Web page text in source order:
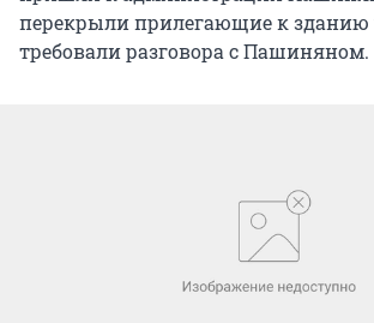
перекрыли прилегающие к
требовали разговора с Пашиняном.